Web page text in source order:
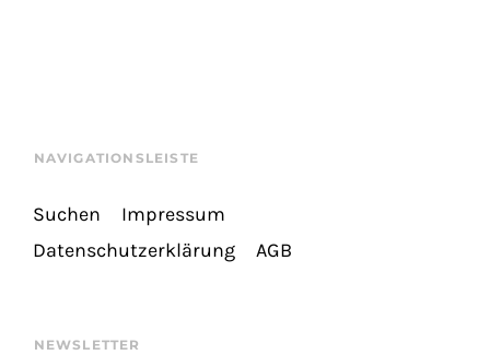
NAVIGATIONSLEISTE
Suchen
Impressum
Datenschutzerklärung
AGB
NEWSLETTER